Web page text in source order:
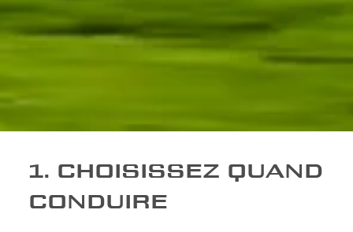
1. CHOISISSEZ QUAND
CONDUIRE